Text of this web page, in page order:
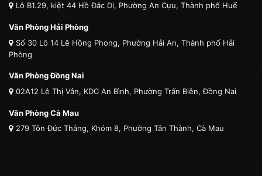
Lô B1.29, kiệt 44 Hồ Đắc Di, Phường An Cựu, Thành phố Huế
Văn Phòng Hải Phòng
Số 30 Lô 14 Lê Hồng Phong, Phường Hải An, Thành phố Hải
Phòng
Văn Phòng Đồng Nai
02A12 Lê Thị Vân, KDC An Bình, Phường Trấn Biên, Đồng Nai
Văn Phòng Cà Mau
279 Tôn Đức Thắng, Khóm 8, Phường Tân Thành, Cà Mau